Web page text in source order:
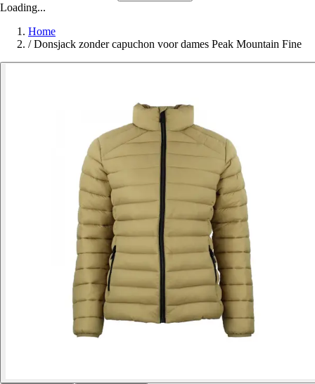
Loading...
Home
/ Donsjack zonder capuchon voor dames Peak Mountain Fine